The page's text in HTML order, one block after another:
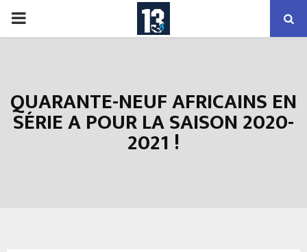
PRIMARY
QUARANTE-NEUF AFRICAINS EN
SÉRIE A POUR LA SAISON 2020-
2021 !